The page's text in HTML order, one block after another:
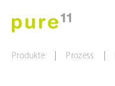
Produkte Prozess